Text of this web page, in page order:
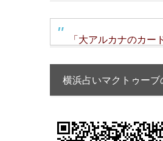
「大アルカナのカー
横浜占いマクトゥーブ